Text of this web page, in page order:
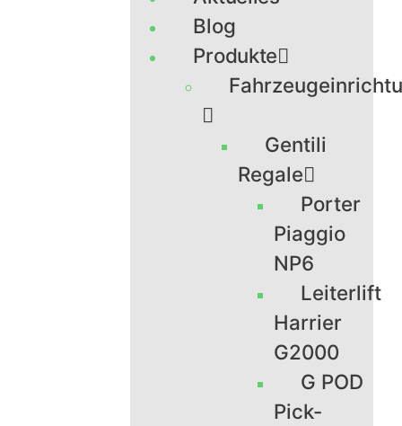
Blog
Produkte
Gentili
Regale
Porter
Piaggio
NP6
Leiterlift
Harrier
G2000
G POD
Pick-